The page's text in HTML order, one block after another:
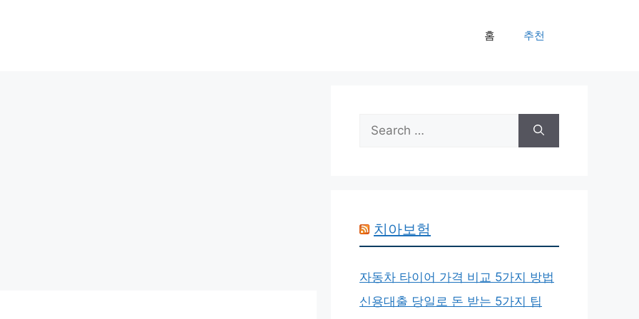
홈 추천
Search
for:
치아보험
자동차 타이어 가격 비교 5가지 방법
신용대출 당일로 돈 받는 5가지 팁